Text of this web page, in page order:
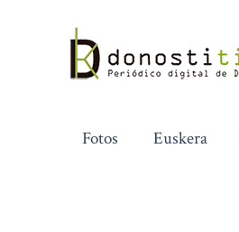
contenido
Fotos Euskera